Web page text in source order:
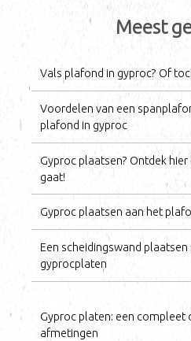
Meest
Vals plafond in gyproc? Of
Voordelen van een
plafond in gyproc
Gyproc plaatsen? Ontdek
gaat!
Gyproc plaatsen aan het
Een scheidingswand
gyprocplaten
Gyproc platen: een compleet
afmetingen